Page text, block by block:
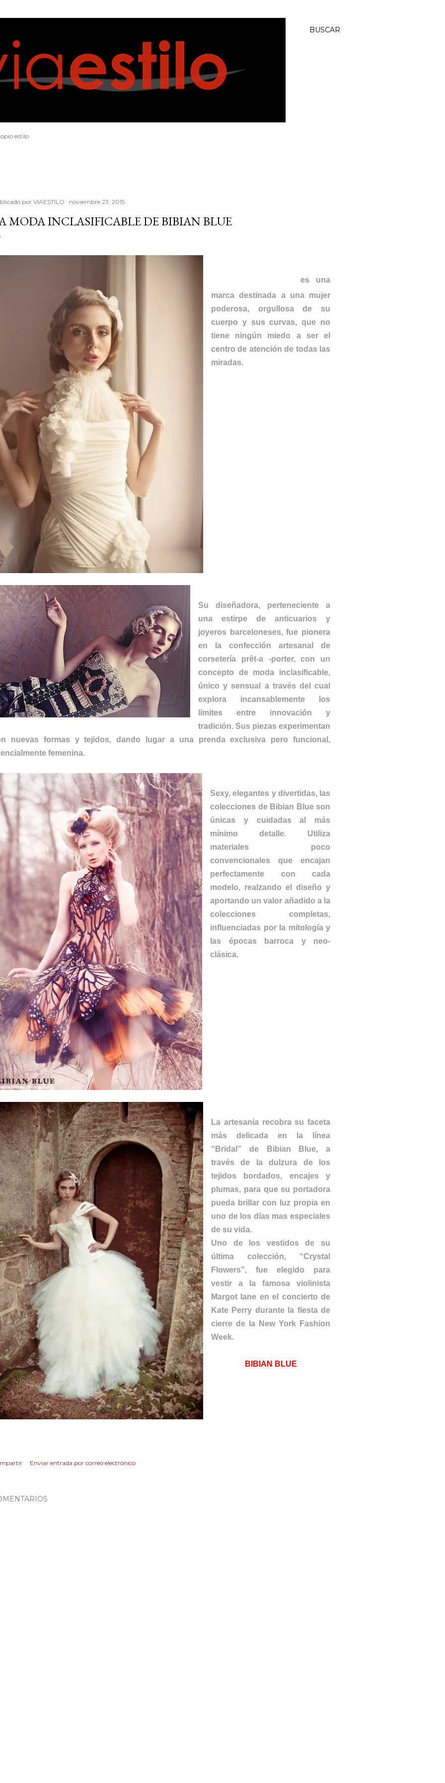
BUSCAR
estilo
por VIAESTILO noviembre 23, 2015
MODA INCLASIFICABLE DE BIBIAN BLUE
es una
marca destinada a una mujer
poderosa, orgullosa de su
cuerpo y sus curvas, que no
tiene ningún miedo a ser el
centro de atención de todas las
miradas.
Su diseñadora, perteneciente a
una estirpe de anticuarios y
joyeros barceloneses, fue pionera
en la confección artesanal de
corsetería prêt-a -porter, con un
concepto de moda inclasificable,
único y sensual a través del cual
explora incansablemente los
límites entre innovación y
tradición. Sus piezas experimentan
nuevas formas y tejidos, dando lugar a una prenda exclusiva pero funcional,
femenina.
Sexy, elegantes y divertidas, las
colecciones de Bibian Blue son
únicas y cuidadas al más
mínimo detalle. Utiliza
materiales poco
convencionales que encajan
perfectamente con cada
modelo, realzando el diseño y
aportando un valor añadido a la
colecciones completas,
influenciadas por la mitología y
las épocas barroca y neo-
clásica.
La artesanía recobra su faceta
más delicada en la línea
“Bridal” de Bibian Blue, a
través de la dulzura de los
tejidos bordados, encajes y
plumas, para que su portadora
pueda brillar con luz propia en
uno de los días mas especiales
de su vida.
Uno de los vestidos de su
última colección, “Crystal
Flowers”, fue elegido para
vestir a la famosa violinista
Margot Iane en el concierto de
Kate Perry durante la fiesta de
cierre de la New York Fashion
Week.
BIBIAN BLUE
Enviar entrada por correo electrónico